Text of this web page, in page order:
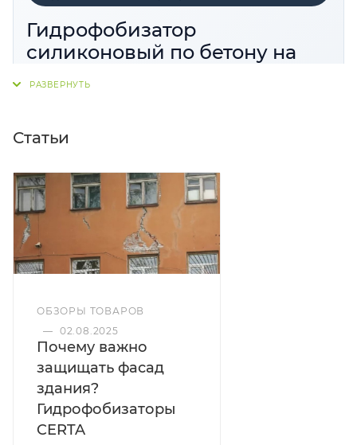
Гидрофобизатор
силиконовый по бетону на
силиконовый гидрофобизатор на водной основе
для придания водоотталкивающих свойств и
защиты пористых строительных материалов от
разрушения под действием влаги. Подходит для
бетона, кирпича, штукатурки, газобетона, шифера
и других минеральных оснований.
концентрат 1:5
Статьи
ОБЗОРЫ ТОВАРОВ
— 02.08.2025
Почему важно
защищать фасад
здания?
Гидрофобизаторы
CERTA